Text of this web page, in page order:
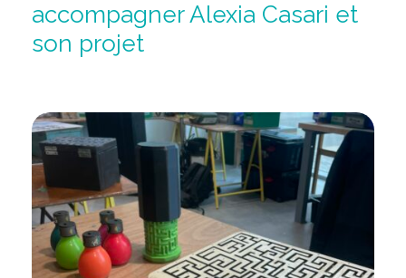
accompagner Alexia Casari et
son projet